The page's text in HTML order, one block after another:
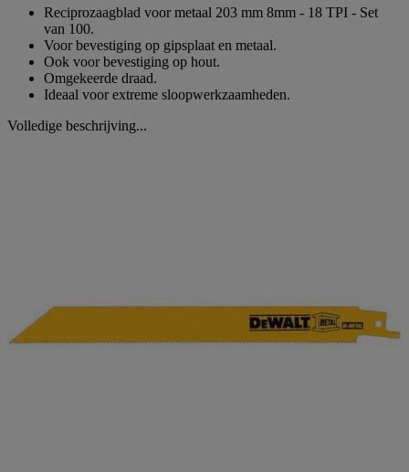
Reciprozaagblad voor metaal 203 mm 8mm - 18 TPI - Set
van 100.
Voor bevestiging op gipsplaat en metaal.
Ook voor bevestiging op hout.
Omgekeerde draad.
Ideaal voor extreme sloopwerkzaamheden.
Volledige beschrijving...